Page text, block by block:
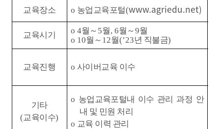
교육장소 o 농업교육포털(www.agriedu.net)
교육시기 o 4월 ～ 5월 , 6월 ～9월
o 10월 ～ 12월(’23년 직불금)
교육진행 o 사이버교육 이수
기타
(교육이수)
o 농업교육포털내 이수 관리 과정 안
내 및 민원 처리
o 교육 이력 관리